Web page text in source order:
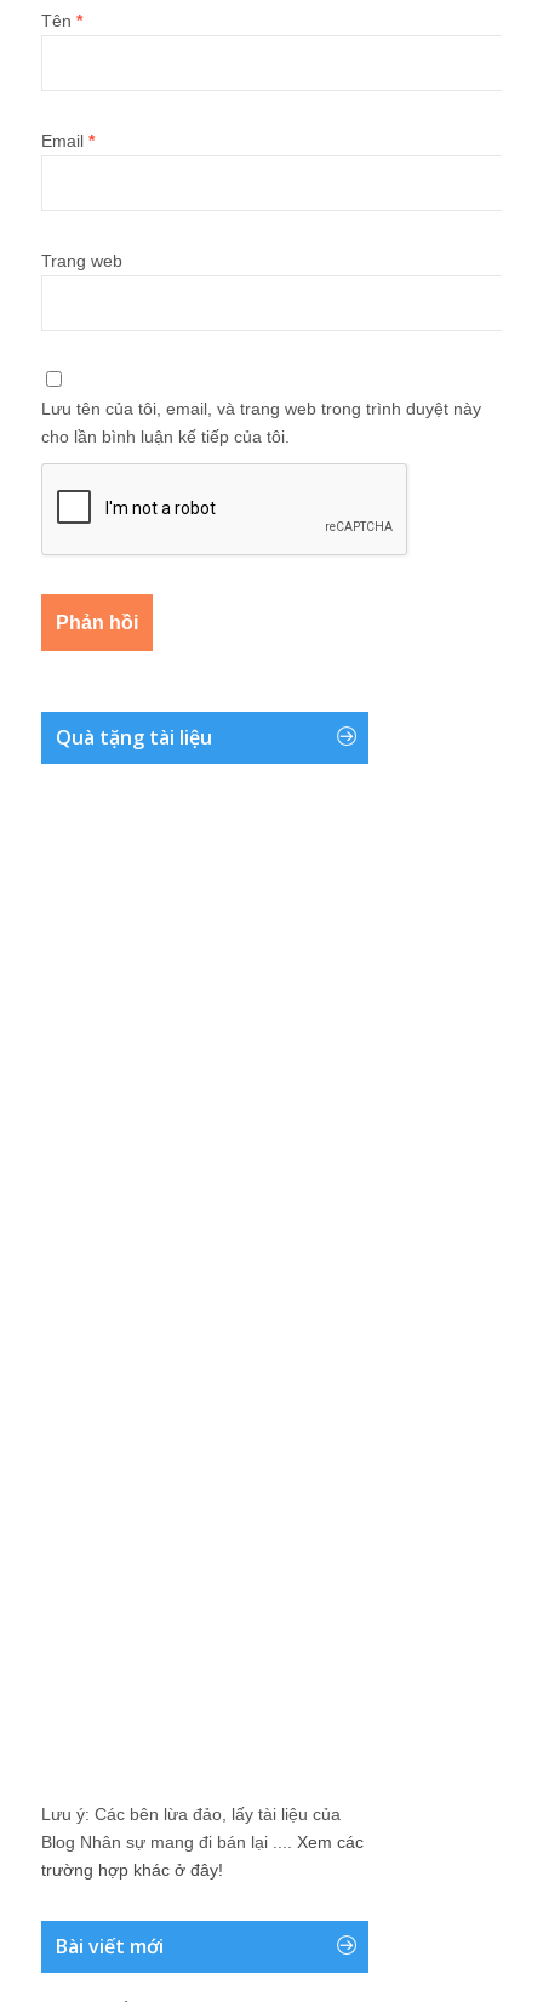
Tên *
Email *
Trang web
Lưu tên của tôi, email, và trang web trong trình duyệt này
cho lần bình luận kế tiếp của tôi.
Quà tặng tài liệu
Lưu ý: Các bên lừa đảo, lấy tài liệu của
Blog Nhân sự mang đi bán lại .... Xem các
trường hợp khác ở đây!
Bài viết mới